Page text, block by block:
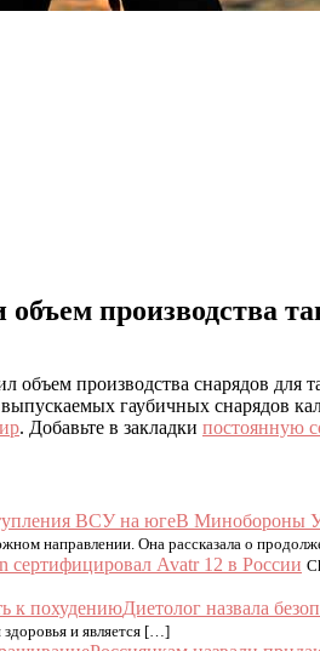
производства
производства снарядов
гаубичных снарядов
. Добавьте в закладки постоянную
В Минобороны
направлении. Она рассказала о
сертифицировал Avatr 12 в России
Диетолог назвала
здоровья и является […]